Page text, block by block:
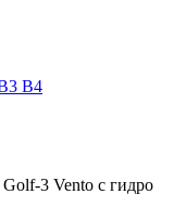
B4
3 Vento с гидро